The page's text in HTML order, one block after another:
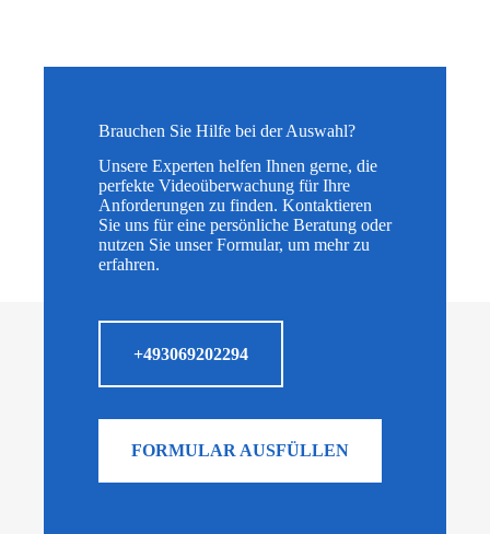
Brauchen Sie Hilfe bei der Auswahl?
Unsere Experten helfen Ihnen gerne, die
perfekte Videoüberwachung für Ihre
Anforderungen zu finden. Kontaktieren
Sie uns für eine persönliche Beratung oder
nutzen Sie unser Formular, um mehr zu
erfahren.
+493069202294
FORMULAR AUSFÜLLEN